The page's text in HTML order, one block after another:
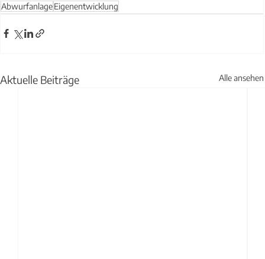
AbwurfanlageEigenentwicklung
Aktuelle Beiträge Alle ansehen